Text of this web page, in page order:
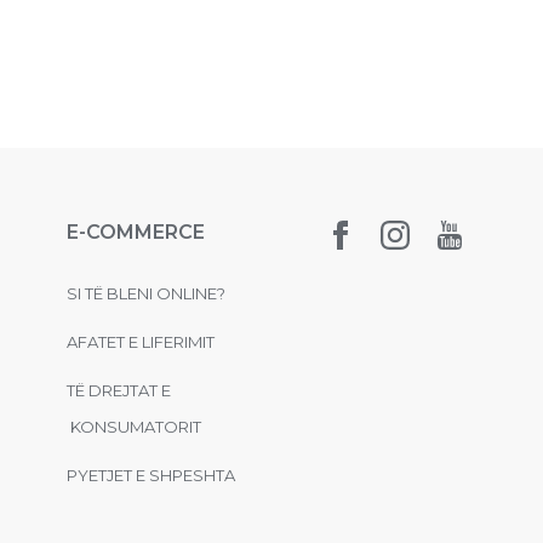
E-COMMERCE
SI TË BLENI ONLINE?
AFATET E LIFERIMIT
TË DREJTAT E
KONSUMATORIT
PYETJET E SHPESHTA